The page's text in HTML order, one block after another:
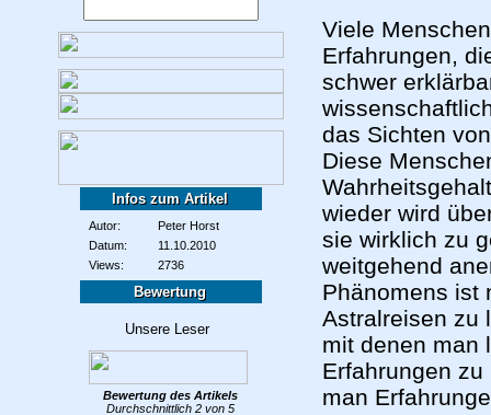
Infos zum Artikel
Autor:
Peter Horst
Datum:
11.10.2010
Views:
2736
Bewertung
Bewertung des Artikels
Durchschnittlich 2 von 5
Viele
Erfahrungen,
schwer
das Sichten
Diese
wieder wird
sie wirklich zu
weitgehend
Phänomens ist
Astralreisen zu
mit denen man
Erfahrungen
man